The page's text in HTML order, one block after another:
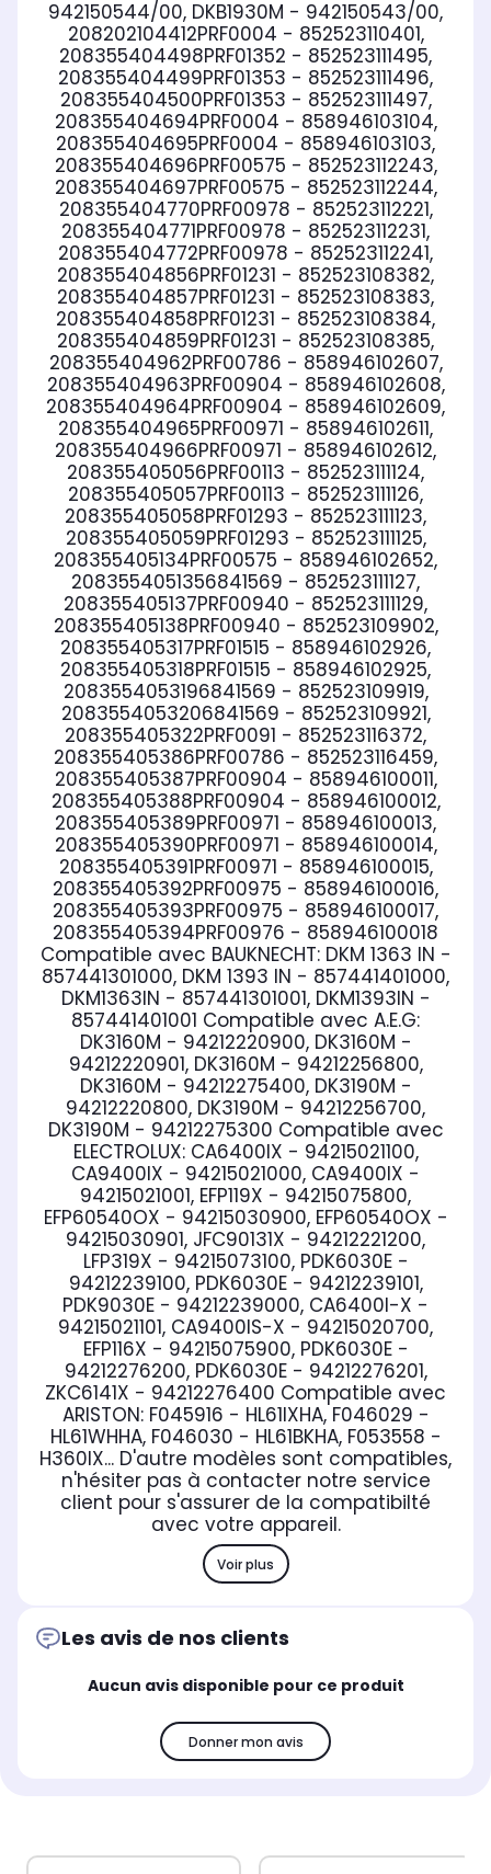
942150544/00, DKB1930M - 942150543/00,
208202104412PRF0004 - 852523110401,
208355404498PRF01352 - 852523111495,
208355404499PRF01353 - 852523111496,
208355404500PRF01353 - 852523111497,
208355404694PRF0004 - 858946103104,
208355404695PRF0004 - 858946103103,
208355404696PRF00575 - 852523112243,
208355404697PRF00575 - 852523112244,
208355404770PRF00978 - 852523112221,
208355404771PRF00978 - 852523112231,
208355404772PRF00978 - 852523112241,
208355404856PRF01231 - 852523108382,
208355404857PRF01231 - 852523108383,
208355404858PRF01231 - 852523108384,
208355404859PRF01231 - 852523108385,
208355404962PRF00786 - 858946102607,
208355404963PRF00904 - 858946102608,
208355404964PRF00904 - 858946102609,
208355404965PRF00971 - 858946102611,
208355404966PRF00971 - 858946102612,
208355405056PRF00113 - 852523111124,
208355405057PRF00113 - 852523111126,
208355405058PRF01293 - 852523111123,
208355405059PRF01293 - 852523111125,
208355405134PRF00575 - 858946102652,
2083554051356841569 - 852523111127,
208355405137PRF00940 - 852523111129,
208355405138PRF00940 - 852523109902,
208355405317PRF01515 - 858946102926,
208355405318PRF01515 - 858946102925,
2083554053196841569 - 852523109919,
2083554053206841569 - 852523109921,
208355405322PRF0091 - 852523116372,
208355405386PRF00786 - 852523116459,
208355405387PRF00904 - 858946100011,
208355405388PRF00904 - 858946100012,
208355405389PRF00971 - 858946100013,
208355405390PRF00971 - 858946100014,
208355405391PRF00971 - 858946100015,
208355405392PRF00975 - 858946100016,
208355405393PRF00975 - 858946100017,
208355405394PRF00976 - 858946100018
Compatible avec BAUKNECHT: DKM 1363 IN -
857441301000, DKM 1393 IN - 857441401000,
DKM1363IN - 857441301001, DKM1393IN -
857441401001 Compatible avec A.E.G:
DK3160M - 94212220900, DK3160M -
94212220901, DK3160M - 94212256800,
DK3160M - 94212275400, DK3190M -
94212220800, DK3190M - 94212256700,
DK3190M - 94212275300
ELECTROLUX: CA6400IX - 94215021100,
CA9400IX - 94215021000, CA9400IX -
94215021001, EFP119X - 94215075800,
EFP60540OX - 94215030900, EFP60540OX -
94215030901, JFC90131X - 94212221200,
LFP319X - 94215073100, PDK6030E -
94212239100, PDK6030E - 94212239101,
PDK9030E - 94212239000, CA6400I-X -
94215021101, CA9400IS-X - 94215020700,
EFP116X - 94215075900, PDK6030E -
94212276200, PDK6030E - 94212276201,
ZKC6141X - 94212276400
ARISTON: F045916 - HL61IXHA, F046029 -
HL61WHHA, F046030 - HL61BKHA, F053558 -
H360IX... D'autre modèles sont compatibles,
n'hésiter pas à contacter notre service
client pour s'assurer de la compatibilté
avec votre appareil.
Voir plus
Les avis de nos clients
Aucun avis disponible pour ce produit
Donner mon avis